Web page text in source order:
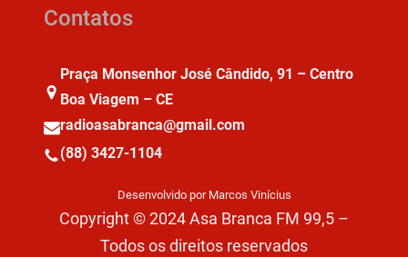
Contatos
Praça Monsenhor José Cândido, 91 – Centro
Boa Viagem – CE
radioasabranca@gmail.com
(88) 3427-1104
Desenvolvido por Marcos Vinícius
Copyright © 2024 Asa Branca FM 99,5 –
Todos os direitos reservados